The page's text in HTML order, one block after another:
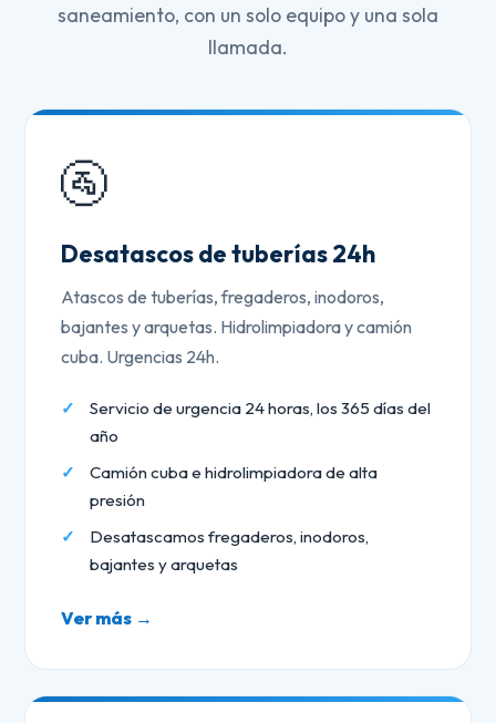
saneamiento, con un solo equipo y una sola
llamada.
🚰
Desatascos de tuberías 24h
Atascos de tuberías, fregaderos, inodoros,
bajantes y arquetas. Hidrolimpiadora y camión
cuba. Urgencias 24h.
Servicio de urgencia 24 horas, los 365 días del
año
Camión cuba e hidrolimpiadora de alta
presión
Desatascamos fregaderos, inodoros,
bajantes y arquetas
Ver más →